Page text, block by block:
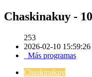
Chaskinakuy -
253
2026-02-10 15:59:26
Más programas
Chaskinakuy